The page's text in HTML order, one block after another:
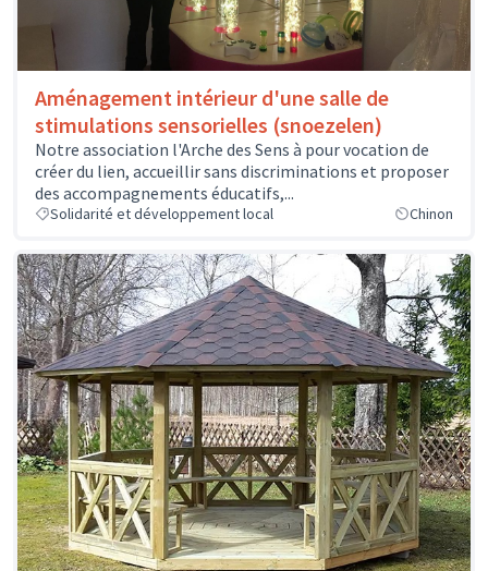
Aménagement intérieur d'une salle de
stimulations sensorielles (snoezelen)
Notre association l'Arche des Sens à pour vocation de
créer du lien, accueillir sans discriminations et proposer
des accompagnements éducatifs,...
Solidarité et développement local Chinon